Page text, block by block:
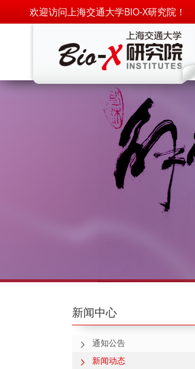
欢迎访问上海交通大学BIO-X研究院！
新闻中心
通知公告
新闻动态